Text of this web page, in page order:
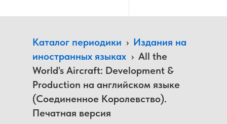
Каталог периодики › Издания на
иностранных языках › All the
World's Aircraft: Development &
Production на английском языке
(Соединенное Королевство).
Печатная версия